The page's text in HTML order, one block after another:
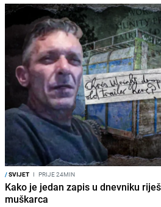
/SVIJET I PRIJE 24MIN
Kako je jedan zapis u dnevniku
muškarca